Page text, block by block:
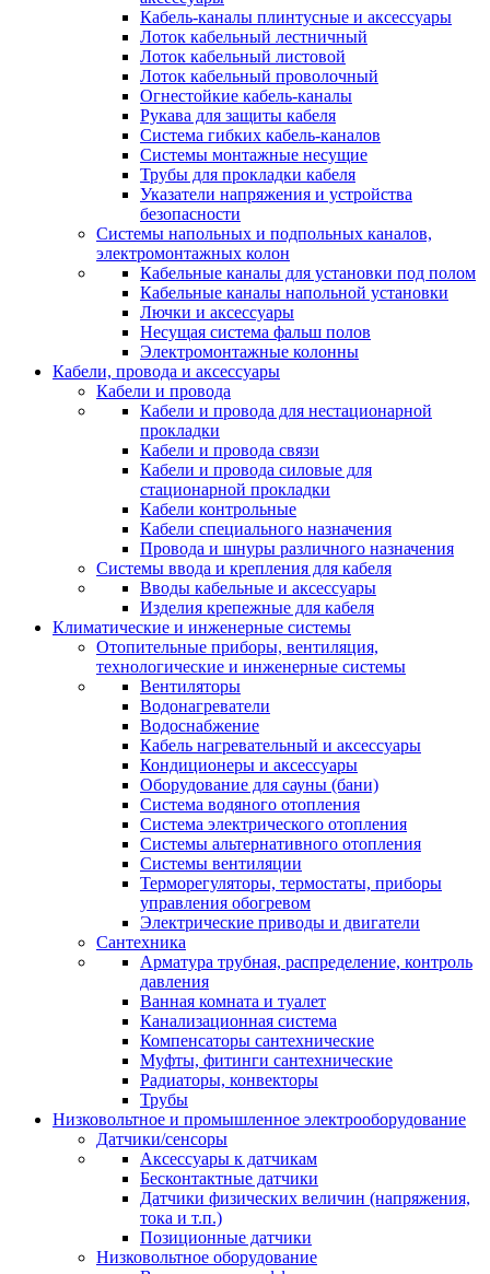
Кабель-каналы плинтусные и аксессуары
Лоток кабельный лестничный
Лоток кабельный листовой
Лоток кабельный проволочный
Огнестойкие кабель-каналы
Рукава для защиты кабеля
Система гибких кабель-каналов
Системы монтажные несущие
Трубы для прокладки кабеля
Указатели напряжения и устройства
безопасности
Системы напольных и подпольных каналов,
электромонтажных колон
Кабельные каналы для установки под полом
Кабельные каналы напольной установки
Лючки и аксессуары
Несущая система фальш полов
Электромонтажные колонны
Кабели, провода и аксессуары
Кабели и провода
Кабели и провода для нестационарной
прокладки
Кабели и провода связи
Кабели и провода силовые для
стационарной прокладки
Кабели контрольные
Кабели специального назначения
Провода и шнуры различного назначения
Системы ввода и крепления для кабеля
Вводы кабельные и аксессуары
Изделия крепежные для кабеля
Климатические и инженерные системы
Отопительные приборы, вентиляция,
технологические и инженерные системы
Вентиляторы
Водонагреватели
Водоснабжение
Кабель нагревательный и аксессуары
Кондиционеры и аксессуары
Оборудование для сауны (бани)
Система водяного отопления
Система электрического отопления
Системы альтернативного отопления
Системы вентиляции
Терморегуляторы, термостаты, приборы
управления обогревом
Электрические приводы и двигатели
Сантехника
Арматура трубная, распределение, контроль
давления
Ванная комната и туалет
Канализационная система
Компенсаторы сантехнические
Муфты, фитинги сантехнические
Радиаторы, конвекторы
Трубы
Низковольтное и промышленное электрооборудование
Датчики/сенсоры
Аксессуары к датчикам
Бесконтактные датчики
Датчики физических величин (напряжения,
тока и т.п.)
Позиционные датчики
Низковольтное оборудование